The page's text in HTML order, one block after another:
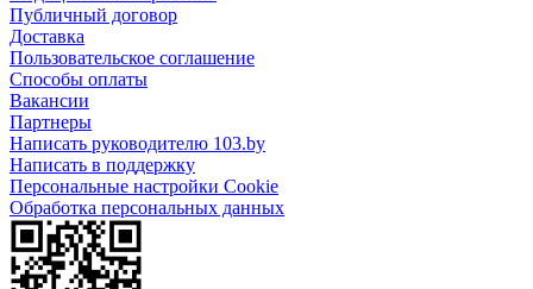
Публичный договор
Доставка
Пользовательское соглашение
Способы оплаты
Вакансии
Партнеры
Написать руководителю 103.by
Написать в поддержку
Персональные настройки Cookie
Обработка персональных данных